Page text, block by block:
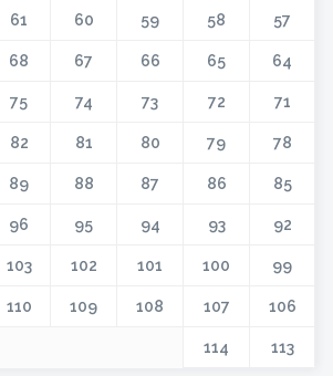
57
58
59
60
61
64
65
66
67
68
71
72
73
74
75
78
79
80
81
82
85
86
87
88
89
92
93
94
95
96
99
100
101
102
103
106
107
108
109
110
113
114